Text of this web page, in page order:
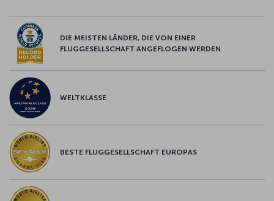
DIE MEISTEN LÄNDER, DIE VON EINER
FLUGGESELLSCHAFT ANGEFLOGEN WERDEN
WELTKLASSE
BESTE FLUGGESELLSCHAFT EUROPAS